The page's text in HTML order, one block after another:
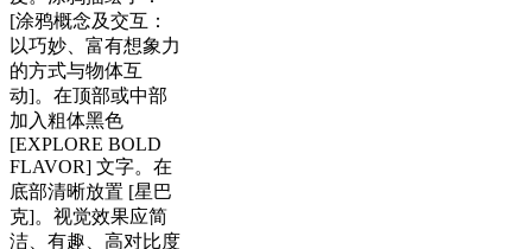
[涂鸦概念及交互：
以巧妙、富有想象力
的方式与物体互
动]。在顶部或中部
加入粗体黑色
[EXPLORE BOLD
FLAVOR] 文字。在
底部清晰放置 [星巴
克]。视觉效果应简
洁、有趣、高对比度